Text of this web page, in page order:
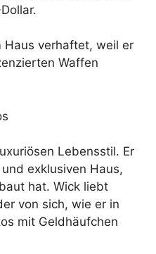
Haus verhaftet, weil er
Waffen
Lebensstil. Er
exklusiven Haus,
hat. Wick liebt
von sich, wie er in
mit Geldhäufchen